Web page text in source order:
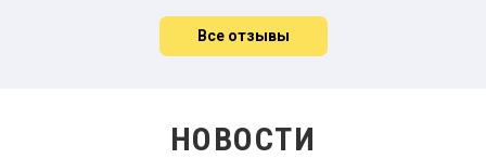
Все отзывы
НОВОСТИ